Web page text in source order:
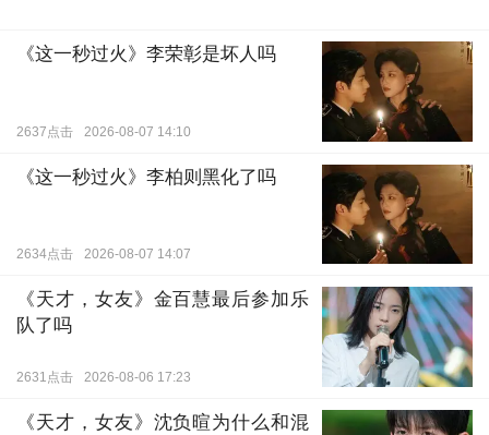
《这一秒过火》李荣彰是坏人吗
2637点击 2026-08-07 14:10
《这一秒过火》李柏则黑化了吗
2634点击 2026-08-07 14:07
《天才，女友》金百慧最后参加乐
队了吗
2631点击 2026-08-06 17:23
《天才，女友》沈负暄为什么和混